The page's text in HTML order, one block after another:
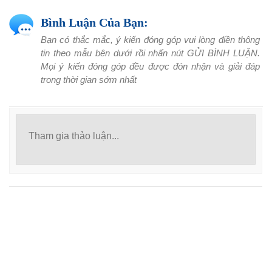
Bình Luận Của Bạn:
Bạn có thắc mắc, ý kiến đóng góp vui lòng điền thông
tin theo mẫu bên dưới rồi nhấn nút GỬI BÌNH LUẬN.
Mọi ý kiến đóng góp đều được đón nhận và giải đáp
trong thời gian sớm nhất